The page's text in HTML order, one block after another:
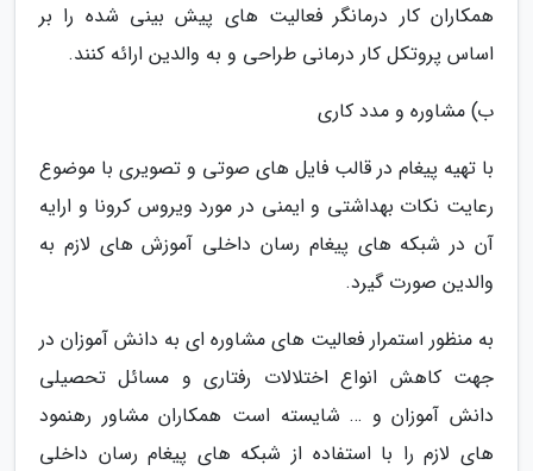
همکاران کار درمانگر فعالیت های پیش بینی شده را بر
اساس پروتکل کار درمانی طراحی و به والدین ارائه کنند.
ب) مشاوره و مدد کاری
با تهیه پیغام در قالب فایل های صوتی و تصویری با موضوع
رعایت نکات بهداشتی و ایمنی در مورد ویروس کرونا و ارایه
آن در شبکه های پیغام رسان داخلی آموزش های لازم به
والدین صورت گیرد.
به منظور استمرار فعالیت های مشاوره ای به دانش آموزان در
جهت کاهش انواع اختلالات رفتاری و مسائل تحصیلی
دانش آموزان و … شایسته است همکاران مشاور رهنمود
های لازم را با استفاده از شبکه های پیغام رسان داخلی